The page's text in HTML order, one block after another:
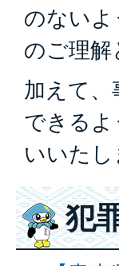
のない
のご理
加えて、
できる
いいたし
犯